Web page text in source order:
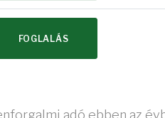
FOGLALÁS
adó ebben az